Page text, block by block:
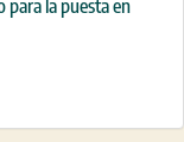
para la puesta en